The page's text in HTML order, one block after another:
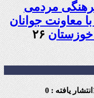
مردمی
معاونت جوانان
۲۶
انتشار یافته : 0